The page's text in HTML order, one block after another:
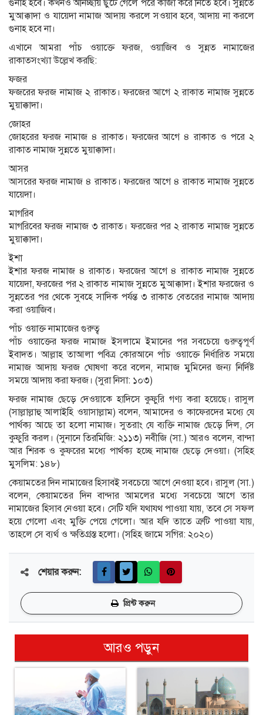
গুনাহ হবে। কখনও অনিচ্ছায় ছুটে গেলে পরে কাজা করে নিতে হবে। সুন্নতে
মুআক্কাদা ও যায়েদা নামাজ আদায় করলে সওয়াব হবে, আদায় না করলে
গুনাহ হবে না।
এখানে আমরা পাঁচ ওয়াক্তে ফরজ, ওয়াজিব ও সুন্নত নামাজের
রাকাতসংখ্যা উল্লেখ করছি:
ফজর
ফজরের ফরজ নামাজ ২ রাকাত। ফরজের আগে ২ রাকাত নামাজ সুন্নতে
মুয়াক্কাদা।
জোহর
জোহরের ফরজ নামাজ ৪ রাকাত। ফরজের আগে ৪ রাকাত ও পরে ২
রাকাত নামাজ সুন্নতে মুয়াক্কাদা।
আসর
আসরের ফরজ নামাজ ৪ রাকাত। ফরজের আগে ৪ রাকাত নামাজ সুন্নতে
যায়েদা।
মাগরিব
মাগরিবের ফরজ নামাজ ৩ রাকাত। ফরজের পর ২ রাকাত নামাজ সুন্নতে
মুয়াক্কাদা।
ইশা
ইশার ফরজ নামাজ ৪ রাকাত। ফরজের আগে ৪ রাকাত নামাজ সুন্নতে
যায়েদা, ফরজের পর ২ রাকাত নামাজ সুন্নতে মুআক্কাদা। ইশার ফরজের ও
সুন্নতের পর থেকে সুবহে সাদিক পর্যন্ত ৩ রাকাত বেতরের নামাজ আদায়
করা ওয়াজিব।
পাঁচ ওয়াক্ত নামাজের গুরুত্ব
পাঁচ ওয়াক্তের ফরজ নামাজ ইসলামে ইমানের পর সবচেয়ে গুরুত্বপূর্ণ
ইবাদত। আল্লাহ তাআলা পবিত্র কোরআনে পাঁচ ওয়াক্তে নির্ধারিত সময়ে
নামাজ আদায় ফরজ ঘোষণা করে বলেন, নামাজ মুমিনের জন্য নির্দিষ্ট
সময়ে আদায় করা ফরজ। (সুরা নিসা: ১০৩)
ফরজ নামাজ ছেড়ে দেওয়াকে হাদিসে কুফুরি গণ্য করা হয়েছে। রাসুল
(সাল্লাল্লাহু আলাইহি ওয়াসাল্লাম) বলেন, আমাদের ও কাফেরদের মধ্যে যে
পার্থক্য আছে তা হলো নামাজ। সুতরাং যে ব্যক্তি নামাজ ছেড়ে দিল, সে
কুফুরি করল। (সুনানে তিরমিজি: ২১১৩) নবীজি (সা.) আরও বলেন, বান্দা
আর শিরক ও কুফরের মধ্যে পার্থক্য হচ্ছে নামাজ ছেড়ে দেওয়া। (সহিহ
মুসলিম: ১৪৮)
কেয়ামতের দিন নামাজের হিসাবই সবচেয়ে আগে নেওয়া হবে। রাসুল (সা.)
বলেন, কেয়ামতের দিন বান্দার আমলের মধ্যে সবচেয়ে আগে তার
নামাজের হিসাব নেওয়া হবে। সেটি যদি যথাযথ পাওয়া যায়, তবে সে সফল
হয়ে গেলো এবং মুক্তি পেয়ে গেলো। আর যদি তাতে ত্রুটি পাওয়া যায়,
তাহলে সে ব্যর্থ ও ক্ষতিগ্রস্ত হলো। (সহিহ জামে সগির: ২০২০)
শেয়ার করুন:
প্রিন্ট করুন
আরও পড়ুন